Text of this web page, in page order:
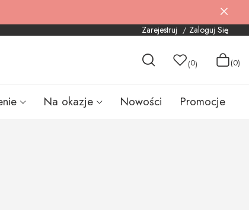
Zarejestruj Zaloguj Się
(0) (0)
Na okazje Nowości Promocje